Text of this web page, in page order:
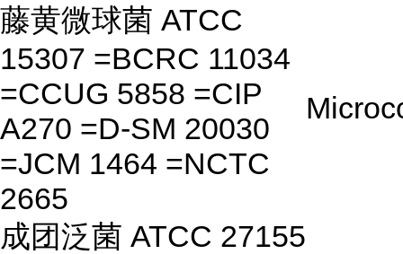
藤黄微球菌 ATCC
15307 =BCRC 11034
=CCUG 5858 =CIP
A270 =D-SM 20030
=JCM 1464 =NCTC
2665
成团泛菌 ATCC 27155